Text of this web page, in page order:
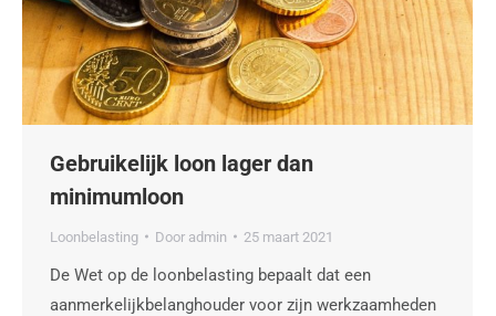
Gebruikelijk loon lager dan
minimumloon
Loonbelasting Door admin 25 maart 2021
De Wet op de loonbelasting bepaalt dat een
aanmerkelijkbelanghouder voor zijn werkzaamheden